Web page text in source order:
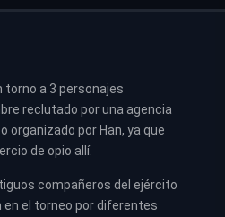
torno a 3 personajes
reclutado por una agencia
organizado por Han, ya que
de opio allí.
compañeros del ejército
el torneo por diferentes